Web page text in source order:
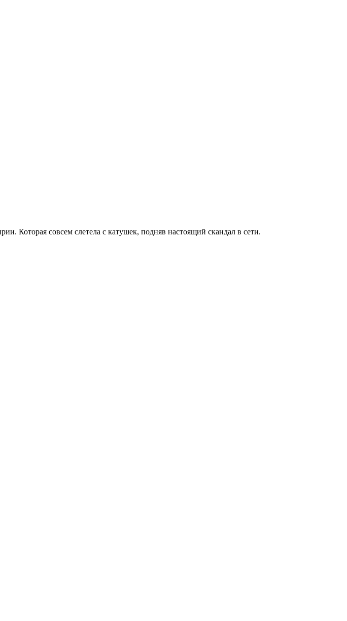
Которая совсем слетела с катушек, подняв настоящий скандал в сети.